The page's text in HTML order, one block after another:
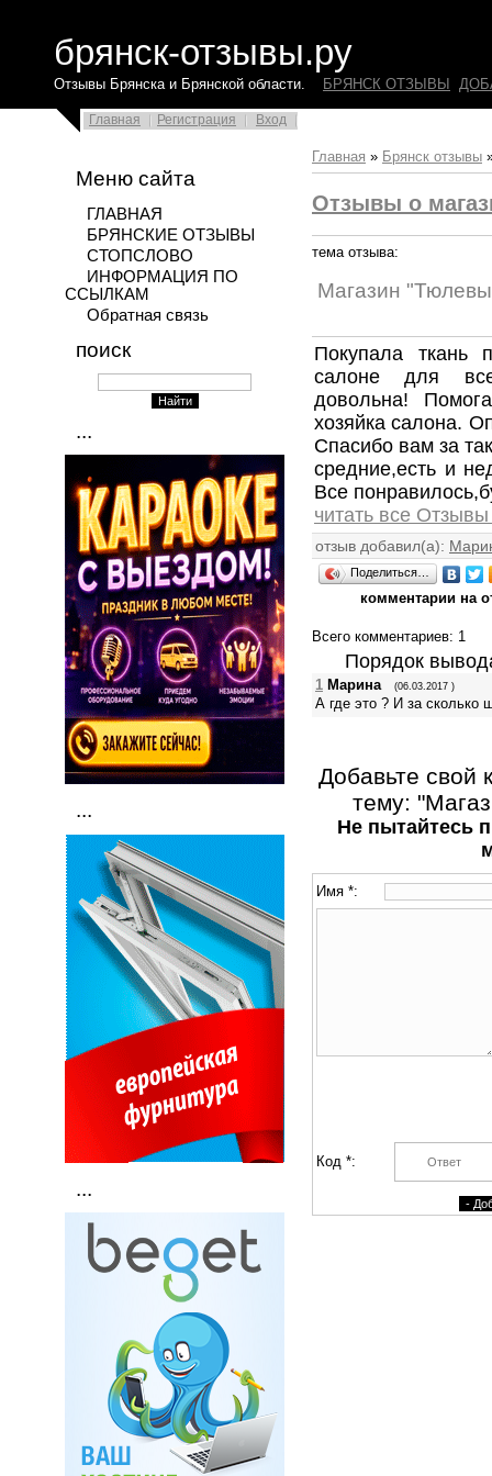
брянск-отзывы.ру
Отзывы Брянска и Брянской области. БРЯНСК ОТЗЫВЫ
Главная Регистрация Вход
Меню сайта
ГЛАВНАЯ
БРЯНСКИЕ ОТЗЫВЫ
СТОПСЛОВО
ИНФОРМАЦИЯ ПО
ССЫЛКАМ
Обратная связь
поиск
...
...
...
Главная » Брянск отзывы
Отзывы о
тема отзыва:
Магазин
Покупала ткань
салоне для
довольна!
хозяйка салона.
Спасибо вам за
средние,есть и
Все
читать все
отзыв добавил(а):
Поделиться…
комментарии на
Всего комментариев: 1
Порядок
1 Марина (06.03.2017 )
А где это ? И за сколько
Добавьте свой
тему:
Не пытайтесь
Имя *:
Код *: